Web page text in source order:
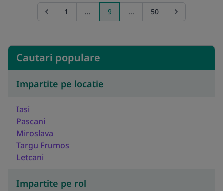
Go to previous page
1 ... 9 ... 50 Go to next
Cautari populare
Impartite pe locatie
Iasi
Pascani
Miroslava
Targu Frumos
Letcani
Impartite pe rol